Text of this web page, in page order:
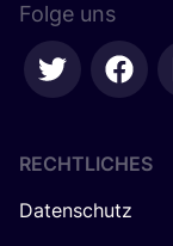
Folge uns
RECHTLICHES
Datenschutz